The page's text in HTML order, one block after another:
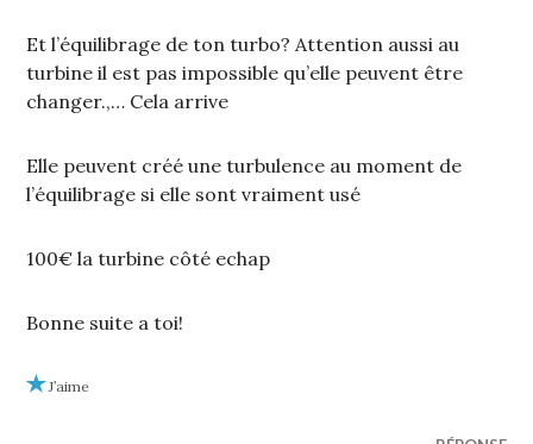
Et l’équilibrage de ton turbo? Attention aussi au
turbine il est pas impossible qu’elle peuvent être
changer.,… Cela arrive
Elle peuvent créé une turbulence au moment de
l’équilibrage si elle sont vraiment usé
100€ la turbine côté echap
Bonne suite a toi!
J’aime